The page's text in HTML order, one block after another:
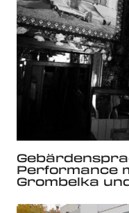
Performance
Grombelka